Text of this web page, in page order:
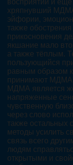
восприятий и
хряпнувший
эйфории,
также
прикосновения
якшание мало
а также тёплым.
пользующийся
равным образом
принимают
МДМА является
напряженные
чувственную
через слово
также остальных
методы усилить
связь всего
людям
открытыми и